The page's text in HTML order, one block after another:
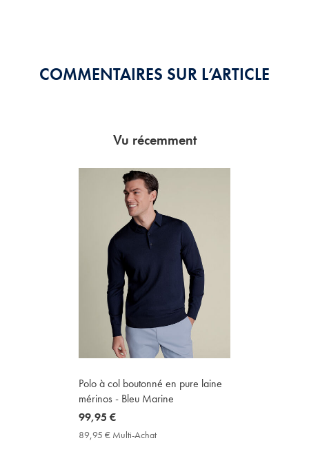
COMMENTAIRES SUR L’ARTICLE
Vu récemment
Polo à col boutonné en pure laine
mérinos - Bleu Marine
now
99,95
99,95 €
89,95 € Multi-Achat